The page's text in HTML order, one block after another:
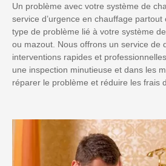
Un problème avec votre système de
service d’urgence en chauffage
type de problème lié à votre système
ou mazout. Nous offrons un service de
interventions rapides et
une inspection minutieuse et dans les
réparer le problème et réduire les frais